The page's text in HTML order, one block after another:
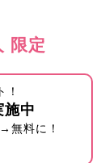
限定
！
施中
無料に！